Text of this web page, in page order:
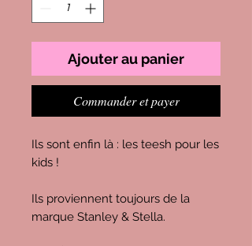
Ajouter au panier
Commander et payer
Ils sont enfin là : les teesh pour les
kids !
Ils proviennent toujours de la
marque Stanley & Stella.